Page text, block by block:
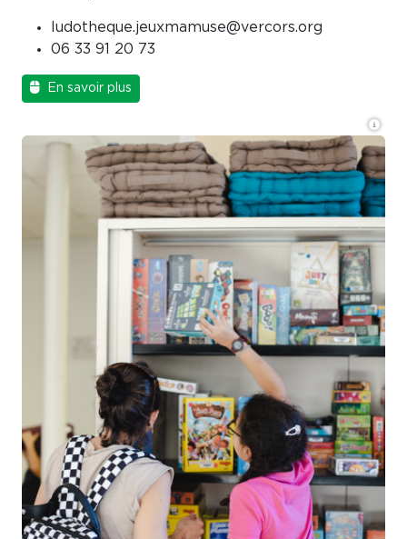
ludotheque.jeuxmamuse@vercors.org
06 33 91 20 73
En savoir plus